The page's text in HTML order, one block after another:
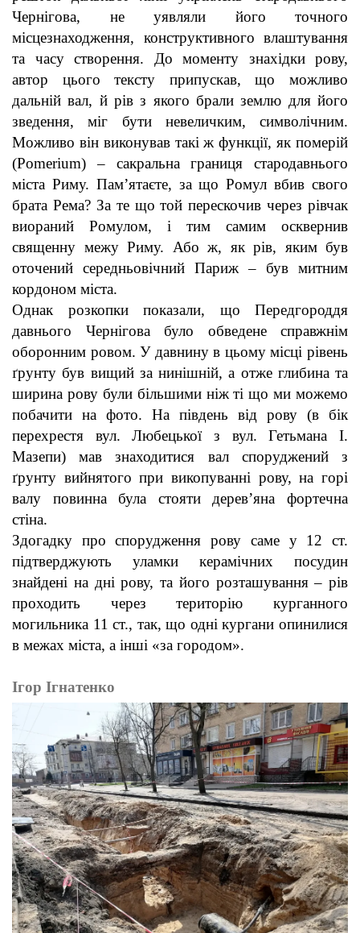
Чернігова, не уявляли його точного
місцезнаходження, конструктивного влаштування
та часу створення. До моменту знахідки рову,
автор цього тексту припускав, що можливо
дальній вал, й рів з якого брали землю для його
зведення, міг бути невеличким, символічним.
Можливо він виконував такі ж функції, як померій
(Pomerium) – сакральна границя стародавнього
міста Риму. Пам’ятаєте, за що Ромул вбив свого
брата Рема? За те що той перескочив через рівчак
виораний Ромулом, і тим самим осквернив
священну межу Риму. Або ж, як рів, яким був
оточений середньовічний Париж – був митним
кордоном міста.
Однак розкопки показали, що Передгороддя
давнього Чернігова було обведене справжнім
оборонним ровом. У давнину в цьому місці рівень
ґрунту був вищий за нинішній, а отже глибина та
ширина рову були більшими ніж ті що ми можемо
побачити на фото. На південь від рову (в бік
перехрестя вул. Любецької з вул. Гетьмана І.
Мазепи) мав знаходитися вал споруджений з
ґрунту вийнятого при викопуванні рову, на горі
валу повинна була стояти дерев’яна фортечна
стіна.
Здогадку про спорудження рову саме у 12 ст.
підтверджують уламки керамічних посудин
знайдені на дні рову, та його розташування – рів
проходить через територію курганного
могильника 11 ст., так, що одні кургани опинилися
в межах міста, а інші «за городом».
Ігор Ігнатенко